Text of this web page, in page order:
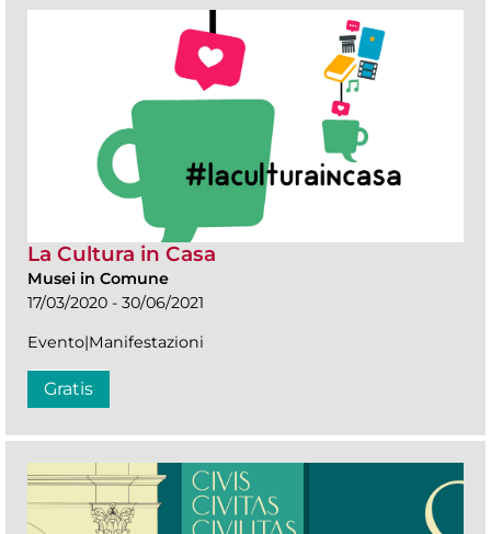
La Cultura in Casa
Musei in Comune
17/03/2020 - 30/06/2021
Evento|Manifestazioni
Gratis